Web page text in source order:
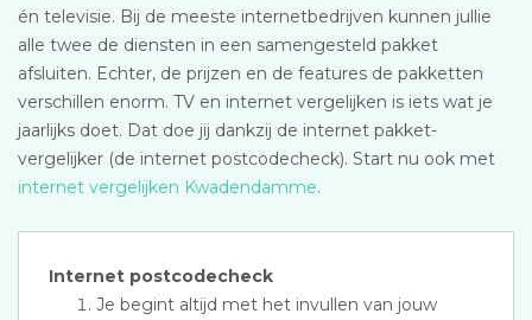
én televisie. Bij de meeste internetbedrijven kunnen jullie
alle twee de diensten in een samengesteld pakket
afsluiten. Echter, de prijzen en de features de pakketten
verschillen enorm. TV en internet vergelijken is iets wat je
jaarlijks doet. Dat doe jij dankzij de internet pakket-
vergelijker (de internet postcodecheck). Start nu ook met
internet vergelijken Kwadendamme.
Internet postcodecheck
Je begint altijd met het invullen van jouw